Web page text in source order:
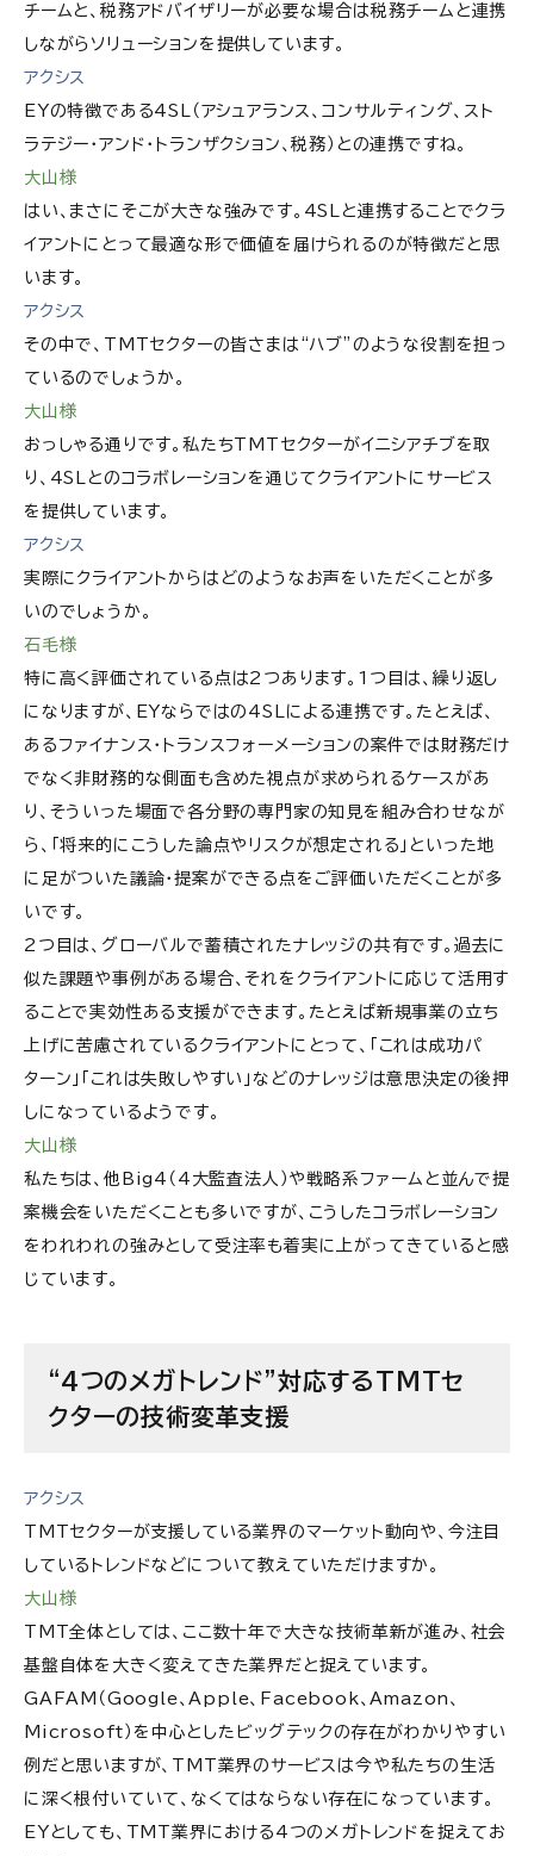
チームと、税務アドバイザリーが必要な場合は税務チームと連携
しながらソリューションを提供しています。
アクシス
EYの特徴である4SL（アシュアランス、コンサルティング、スト
ラテジー・アンド・トランザクション、税務）との連携ですね。
大山様
はい、まさにそこが大きな強みです。4SLと連携することでクラ
イアントにとって最適な形で価値を届けられるのが特徴だと思
います。
アクシス
その中で、TMTセクターの皆さまは“ハブ”のような役割を担っ
ているのでしょうか。
大山様
おっしゃる通りです。私たちTMTセクターがイニシアチブを取
り、4SLとのコラボレーションを通じてクライアントにサービス
を提供しています。
アクシス
実際にクライアントからはどのようなお声をいただくことが多
いのでしょうか。
石毛様
特に高く評価されている点は2つあります。1つ目は、繰り返し
になりますが、EYならではの4SLによる連携です。たとえば、
あるファイナンス・トランスフォーメーションの案件では財務だけ
でなく非財務的な側面も含めた視点が求められるケースがあ
り、そういった場面で各分野の専門家の知見を組み合わせなが
ら、「将来的にこうした論点やリスクが想定される」といった地
に足がついた議論・提案ができる点をご評価いただくことが多
いです。
2つ目は、グローバルで蓄積されたナレッジの共有です。過去に
似た課題や事例がある場合、それをクライアントに応じて活用す
ることで実効性ある支援ができます。たとえば新規事業の立ち
上げに苦慮されているクライアントにとって、「これは成功パ
ターン」「これは失敗しやすい」などのナレッジは意思決定の後押
しになっているようです。
大山様
私たちは、他Big4（4大監査法人）や戦略系ファームと並んで提
案機会をいただくことも多いですが、こうしたコラボレーション
をわれわれの強みとして受注率も着実に上がってきていると感
じています。
“4つのメガトレンド”対応するTMTセ
クターの技術変革支援
アクシス
TMTセクターが支援している業界のマーケット動向や、今注目
しているトレンドなどについて教えていただけますか。
大山様
TMT全体としては、ここ数十年で大きな技術革新が進み、社会
基盤自体を大きく変えてきた業界だと捉えています。
GAFAM（Google、Apple、Facebook、Amazon、
Microsoft）を中心としたビッグテックの存在がわかりやすい
例だと思いますが、TMT業界のサービスは今や私たちの生活
に深く根付いていて、なくてはならない存在になっています。
EYとしても、TMT業界における4つのメガトレンドを捉えてお